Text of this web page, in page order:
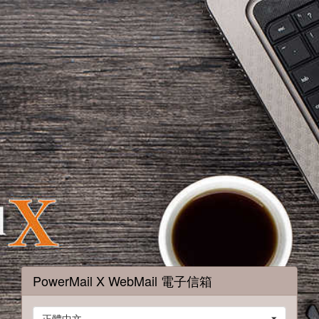
PowerMail X WebMail 電子信箱